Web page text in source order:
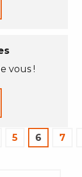
vous !
5 6 7